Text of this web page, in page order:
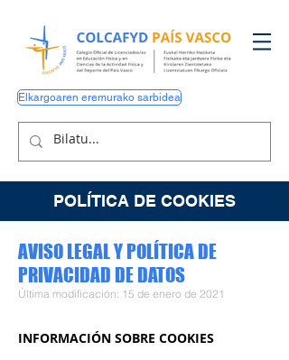
Elkargoaren eremurako sarbidea
POLÍTICA DE COOKIES
AVISO LEGAL Y POLÍTICA DE
PRIVACIDAD DE DATOS
Última modificación: 15 de enero de 2021
INFORMACIÓN SOBRE COOKIES